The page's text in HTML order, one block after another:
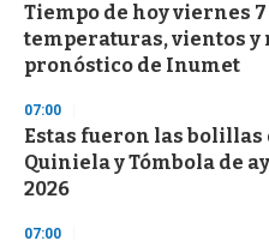
Tiempo de hoy viernes
temperaturas, vientos y
pronóstico de Inumet
07:00
Estas fueron las bolillas
Quiniela y Tómbola de
2026
07:00